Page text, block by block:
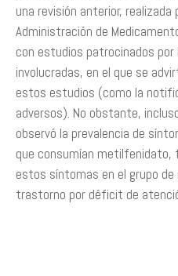
una revisión anterior, realizada
Administración de
con estudios patrocinados
involucradas, en el que se
estos estudios (como la
adversos). No obstante,
observó la prevalencia de
que consumían
estos síntomas en el grupo
trastorno por déficit de